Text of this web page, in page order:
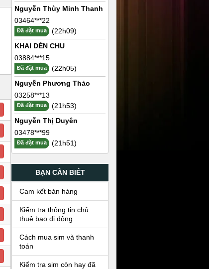
Nguyễn Thùy Minh Thanh
03464***22
Đã đặt mua
(22h09)
KHAI DÈN CHU
03884***15
Đã đặt mua
(22h05)
Nguyễn Phương Thảo
03258***13
Đã đặt mua
(21h53)
Nguyễn Thị Duyên
03478***99
Đã đặt mua (21h51)
BẠN CẦN BIẾT
Cam kết bán hàng
Kiểm tra thông tin chủ
thuê bao di động
Cách mua sim và thanh
toán
Kiểm tra sim còn hay đã